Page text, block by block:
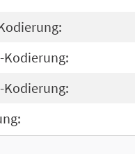
Kodierung:
Kodierung: